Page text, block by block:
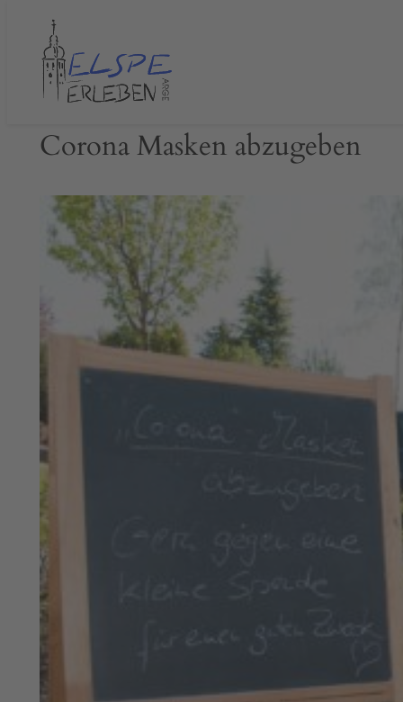
springen
Corona Masken abzugeben